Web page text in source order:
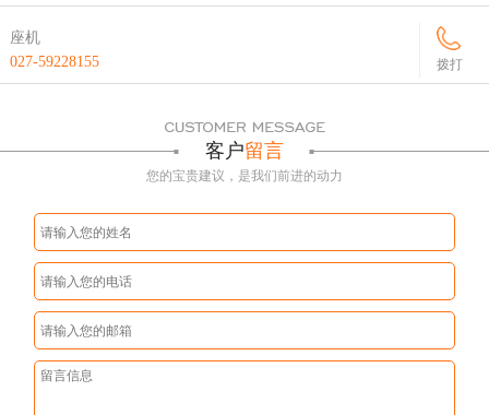
座机
027-59228155
拨打
客户留言
您的宝贵建议，是我们前进的动力